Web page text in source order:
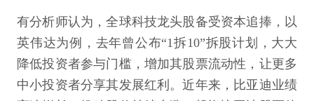
有分析师认为，全球科技龙头股备受资本追捧，以
英伟达为例，去年曾公布“1拆10”拆股计划，大大
降低投资者参与门槛，增加其股票流动性，让更多
中小投资者分享其发展红利。近年来，比亚迪业绩